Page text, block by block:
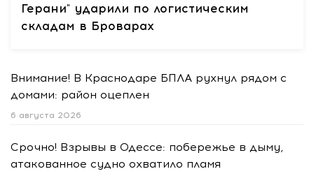
Герани" ударили по логистическим
складам в Броварах
Внимание! В Краснодаре БПЛА рухнул рядом с
домами: район оцеплен
6 августа 2026
Срочно! Взрывы в Одессе: побережье в дыму,
атакованное судно охватило пламя